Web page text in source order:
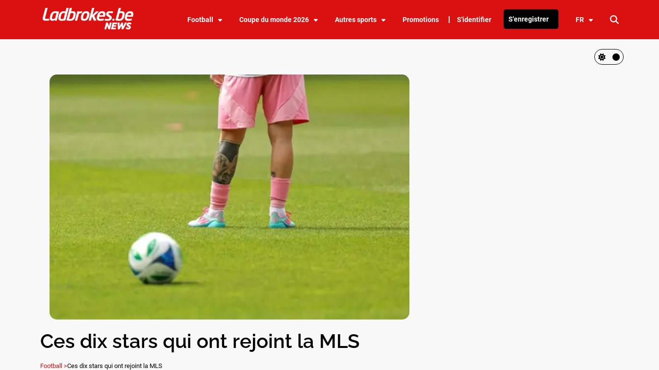
Football Coupe du monde 2026 Autres sports Promotions S'identifier S'enregistrer FR
Ces dix stars qui ont rejoint la MLS
Football >Ces dix stars qui ont rejoint la MLS